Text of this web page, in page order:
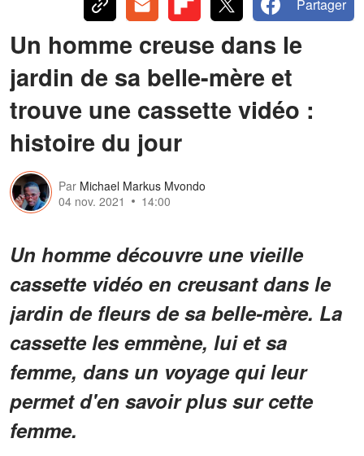
Partager
Un homme creuse dans le
jardin de sa belle-mère et
trouve une cassette vidéo :
histoire du jour
Par Michael Markus Mvondo
04 nov. 2021
14:00
Un homme découvre une vieille
cassette vidéo en creusant dans le
jardin de fleurs de sa belle-mère. La
cassette les emmène, lui et sa
femme, dans un voyage qui leur
permet d'en savoir plus sur cette
femme.